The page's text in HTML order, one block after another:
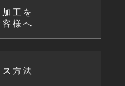
工を
客様へ
ス方法